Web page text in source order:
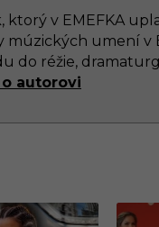
ktorý v EMEFKA
múzických umení v
do réžie,
autorovi